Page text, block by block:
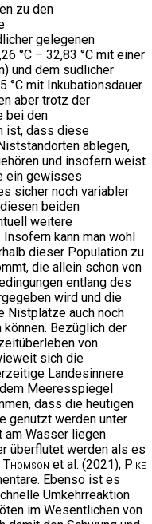
zu den
gelegenen
°C – 32,83 °C mit einer
und dem südlicher
°C mit Inkubationsdauer
aber trotz der
bei den
ist, dass diese
ablegen,
und insofern weist
ein gewisses
sicher noch variabler
beiden
weitere
kann man wohl
dieser Population zu
die allein schon von
entlang des
wird und die
Nistplätze auch noch
Bezüglich der
von
sich die
Landesinnere
Meeresspiegel
dass die heutigen
genutzt werden unter
am Wasser liegen
überflutet werden als es
Thomson et al. (2021); Pike
Ebenso ist es
Umkehrreaktion
im Wesentlichen von